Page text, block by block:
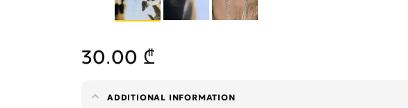
30.00 ₾
ADDITIONAL INFORMATION